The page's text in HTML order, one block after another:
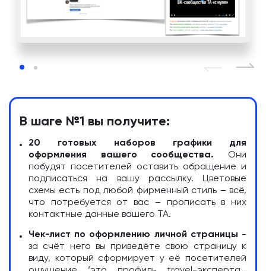
В шаге №1 вы получите:
20 готовых наборов графики для
оформления вашего сообщества. Они
побудят посетителей оставить обращение и
подписаться на вашу рассылку. Цветовые
схемы есть под любой фирменный стиль – всё,
что потребуется от вас – прописать в них
контактные данные вашего ТА.
Чек-лист по оформлению личной страницы -
за счёт него вы приведёте свою страницу к
виду, который сформирует у её посетителей